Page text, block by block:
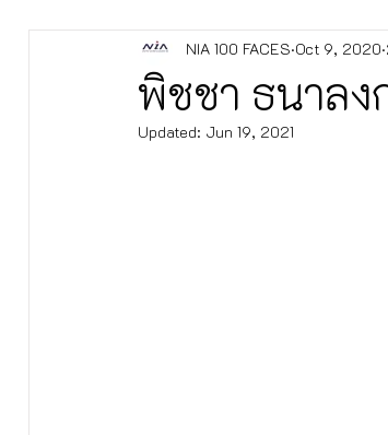
Knowledge Provider NIA 100 Faces
City Networks Health & Well-Being
พิชชา ธนาล
NIA 100 FACES Oct 9, 2020
Updated: Jun 19, 2021